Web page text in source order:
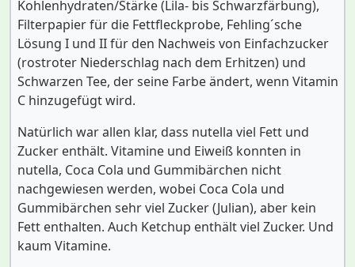
Kohlenhydraten/Stärke (Lila- bis Schwarzfärbung),
Filterpapier für die Fettfleckprobe, Fehling´sche
Lösung I und II für den Nachweis von Einfachzucker
(rostroter Niederschlag nach dem Erhitzen) und
Schwarzen Tee, der seine Farbe ändert, wenn Vitamin
C hinzugefügt wird.
Natürlich war allen klar, dass nutella viel Fett und
Zucker enthält. Vitamine und Eiweiß konnten in
nutella, Coca Cola und Gummibärchen nicht
nachgewiesen werden, wobei Coca Cola und
Gummibärchen sehr viel Zucker (Julian), aber kein
Fett enthalten. Auch Ketchup enthält viel Zucker. Und
kaum Vitamine.